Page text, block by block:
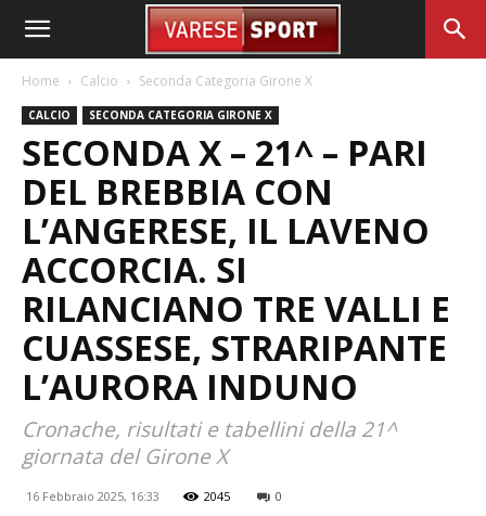
Home Calcio Seconda Categoria Girone X
CALCIO SECONDA CATEGORIA GIRONE X
SECONDA X – 21^ – PARI
DEL BREBBIA CON
L’ANGERESE, IL LAVENO
ACCORCIA. SI
RILANCIANO TRE VALLI E
CUASSESE, STRARIPANTE
L’AURORA INDUNO
Cronache, risultati e tabellini della 21^
giornata del Girone X
16 Febbraio 2025, 16:33 2045 0